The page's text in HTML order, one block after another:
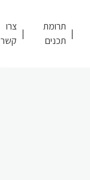
תרומת
תכנים
צרו
קשר